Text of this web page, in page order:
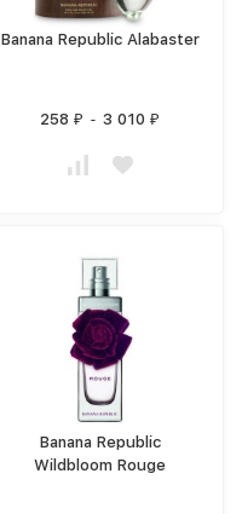
Banana Republic Alabaster
258₽ - 3 010₽
Banana Republic
Wildbloom Rouge